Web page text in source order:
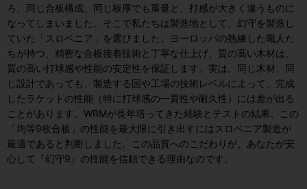
ろ、同じ合板構成、同じ板厚でも重量と、打感が大きく違うものに
なってしまいました。そこで私たちは製造地として、幻守を製造し
ていた「スロベニア」を選びました。ヨーロッパの熟練した職人た
ちが持つ、精密な合板接着技術と丁寧な仕上げ、質の高い木材は、
質の高い打球感や性能の安定性を保証します。実は、同じ木材、同
じ設計であっても、製造する国や工場の技術レベルによって、完成
したラケットの性能（特に打球感の一貫性や耐久性）には差が出る
ことがあります。WRMが長年培ってきた経験とテストの結果、この
「均等9枚合板」の性能を最大限に引き出すにはスロベニア製造が
最適であると判断しました。この品質へのこだわりが、あなたが安
心して『幻守9』の性能を信頼できる理由なのです。